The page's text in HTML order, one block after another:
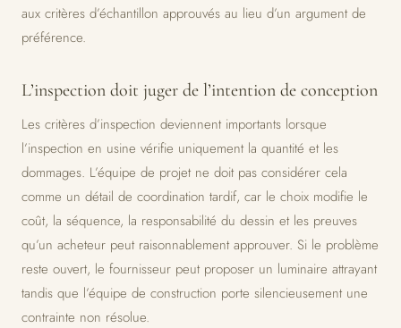
aux critères d’échantillon approuvés au lieu d’un argument de
préférence.
L’inspection doit juger de l’intention de conception
Les critères d’inspection deviennent importants lorsque
l’inspection en usine vérifie uniquement la quantité et les
dommages. L’équipe de projet ne doit pas considérer cela
comme un détail de coordination tardif, car le choix modifie le
coût, la séquence, la responsabilité du dessin et les preuves
qu’un acheteur peut raisonnablement approuver. Si le problème
reste ouvert, le fournisseur peut proposer un luminaire attrayant
tandis que l’équipe de construction porte silencieusement une
contrainte non résolue.